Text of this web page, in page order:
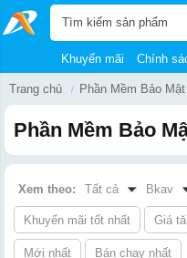
Khuyến mãi Chính
Trang chủ Phần Mềm Bảo Mật
Phần Mềm Bảo
Xem theo: Tất cả Bkav
Khuyến mãi tốt nhất Giá
Mới nhất Bán chạy nhất